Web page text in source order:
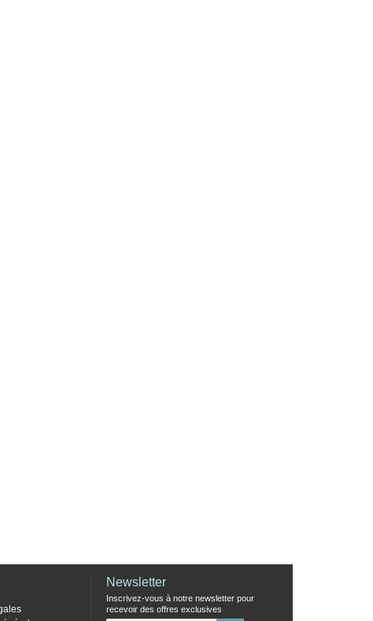
Newsletter
Inscrivez-vous à notre newsletter pour
recevoir des offres exclusives